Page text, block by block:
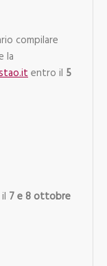
compilare
la
entro il 5
7 e 8 ottobre